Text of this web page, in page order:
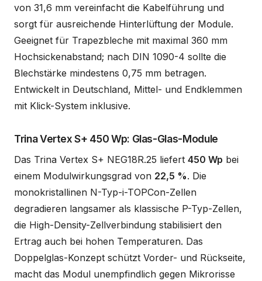
von 31,6 mm vereinfacht die Kabelführung und
sorgt für ausreichende Hinterlüftung der Module.
Geeignet für Trapezbleche mit maximal 360 mm
Hochsickenabstand; nach DIN 1090-4 sollte die
Blechstärke mindestens 0,75 mm betragen.
Entwickelt in Deutschland, Mittel- und Endklemmen
mit Klick-System inklusive.
Trina Vertex S+ 450 Wp: Glas-Glas-Module
Das Trina Vertex S+ NEG18R.25 liefert 450 Wp bei
einem Modulwirkungsgrad von 22,5 %. Die
monokristallinen N-Typ-i-TOPCon-Zellen
degradieren langsamer als klassische P-Typ-Zellen,
die High-Density-Zellverbindung stabilisiert den
Ertrag auch bei hohen Temperaturen. Das
Doppelglas-Konzept schützt Vorder- und Rückseite,
macht das Modul unempfindlich gegen Mikrorisse